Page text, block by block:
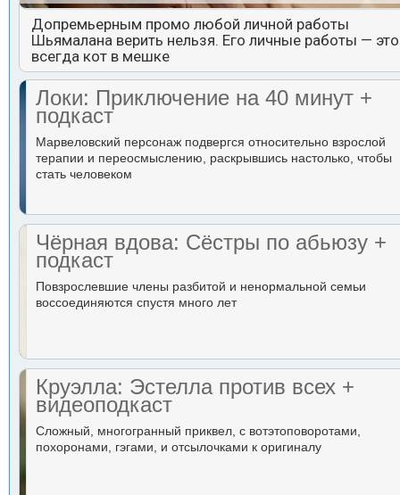
Допремьерным промо любой личной работы
Шьямалана верить нельзя. Его личные работы — это
всегда кот в мешке
Локи: Приключение на 40 минут +
подкаст
Марвеловский персонаж подвергся относительно взрослой
терапии и переосмыслению, раскрывшись настолько, чтобы
стать человеком
Чёрная вдова: Сёстры по абьюзу +
подкаст
Повзрослевшие члены разбитой и ненормальной семьи
воссоединяются спустя много лет
Круэлла: Эстелла против всех +
видеоподкаст
Сложный, многогранный приквел, с вотэтоповоротами,
похоронами, гэгами, и отсылочками к оригиналу